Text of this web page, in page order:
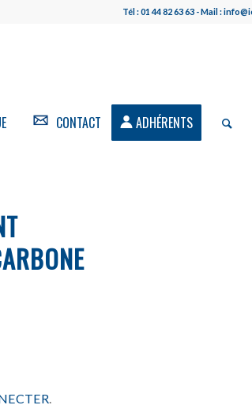
Tél : 01 44 82 63 63 - Mail :
CONTACT ADHÉRENTS